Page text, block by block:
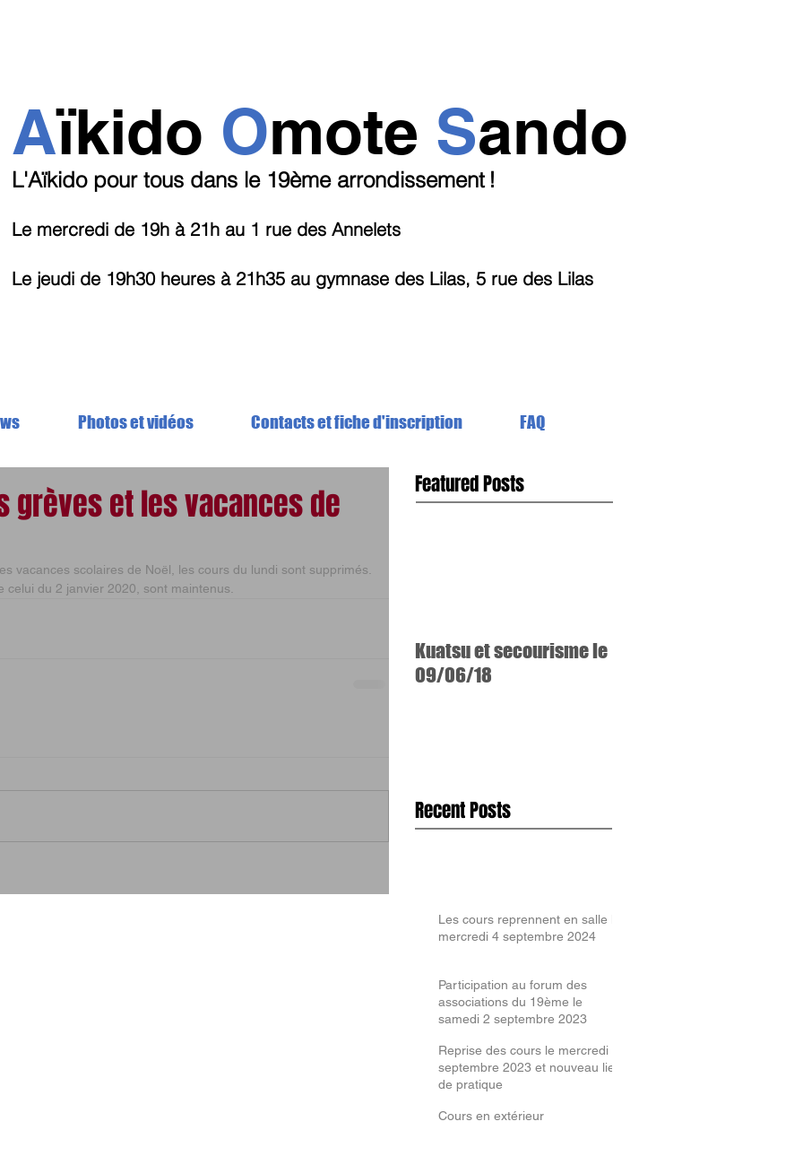
Aïkido Omote Sando
L'Aïkido pour tous dans le 19ème arrondissement !
Le mercredi de 19h à 21h au 1 rue des Annelets
Le jeudi de 19h30 heures à 21h35 au gymnase des Lilas, 5 rue des Lilas
Photos et vidéos Contacts et fiche d'inscription FAQ
grèves et les vacances de
vacances scolaires de Noël, les cours du lundi sont supprimés.
du 2 janvier 2020, sont maintenus.
Featured Posts
Kuatsu et secourisme le
09/06/18
Recent Posts
Les cours reprennent en salle le
mercredi 4 septembre 2024
Participation au forum des
associations du 19ème le
samedi 2 septembre 2023
Reprise des cours le mercredi 6
septembre 2023 et nouveau lieu
de pratique
Cours en extérieur